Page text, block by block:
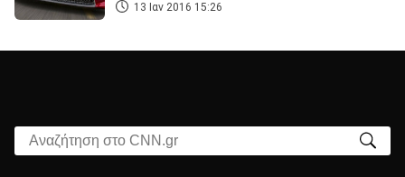
13 Ιαν 2016 15:26
Αναζήτηση στο CNN.gr